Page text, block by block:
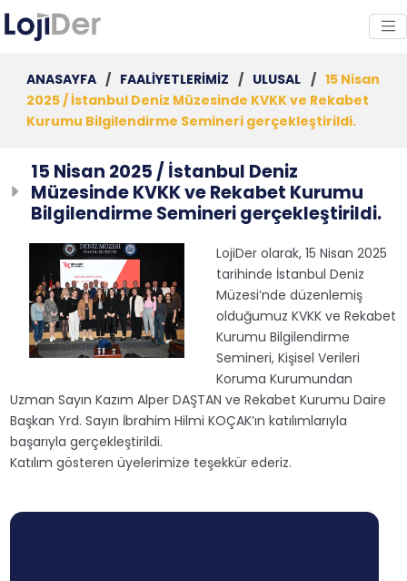
ANASAYFA / FAALİYETLERİMİZ / ULUSAL / 15 Nisan
2025 / İstanbul Deniz Müzesinde KVKK ve Rekabet
Kurumu Bilgilendirme Semineri gerçekleştirildi.
15 Nisan 2025 / İstanbul Deniz
Müzesinde KVKK ve Rekabet Kurumu
Bilgilendirme Semineri gerçekleştirildi.
LojiDer olarak, 15 Nisan 2025
tarihinde İstanbul Deniz
Müzesi’nde düzenlemiş
olduğumuz KVKK ve Rekabet
Kurumu Bilgilendirme
Semineri, Kişisel Verileri
Koruma Kurumundan
Uzman Sayın Kazım Alper DAŞTAN ve Rekabet Kurumu Daire
Başkan Yrd. Sayın İbrahim Hilmi KOÇAK’ın katılımlarıyla
başarıyla gerçekleştirildi.
Katılım gösteren üyelerimize teşekkür ederiz.